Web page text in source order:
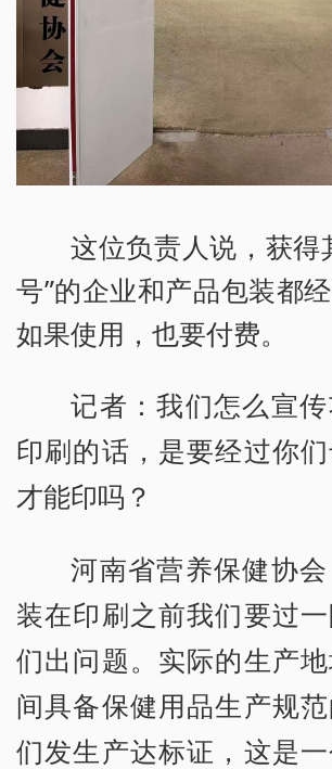
这位负责人说，获得
号”的企业和产品包装都
如果使用，也要付费。
记者：我们怎么宣
印刷的话，是要经过你
才能印吗？
河南省营养保健协
装在印刷之前我们要过
们出问题。实际的生产
间具备保健用品生产规
们发生产达标证，这是